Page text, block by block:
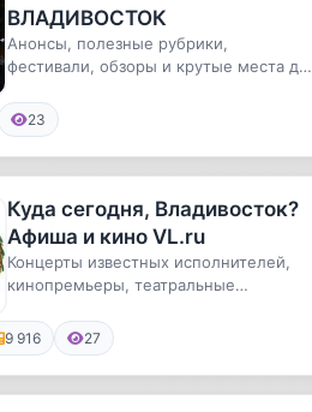
ВЛАДИВОСТОК
Анонсы, полезные рубрики,
фестивали, обзоры и крутые места для
23
Куда сегодня, Владивосток?
Афиша и кино VL.ru
Концерты известных исполнителей,
кинопремьеры, театральные
ку...
9 916 27